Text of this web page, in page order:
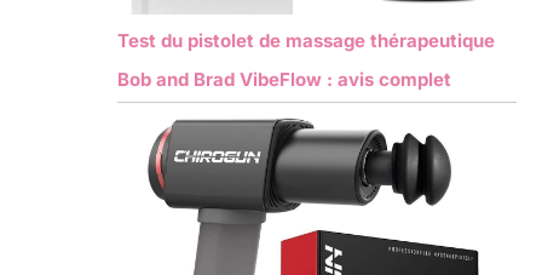
Test du pistolet de massage thérapeutique
Bob and Brad VibeFlow : avis complet